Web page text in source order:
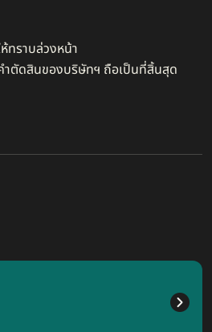
ทราบล่วงหน้า​
ำตัดสินของบริษัทฯ ถือเป็นที่สิ้นสุด​